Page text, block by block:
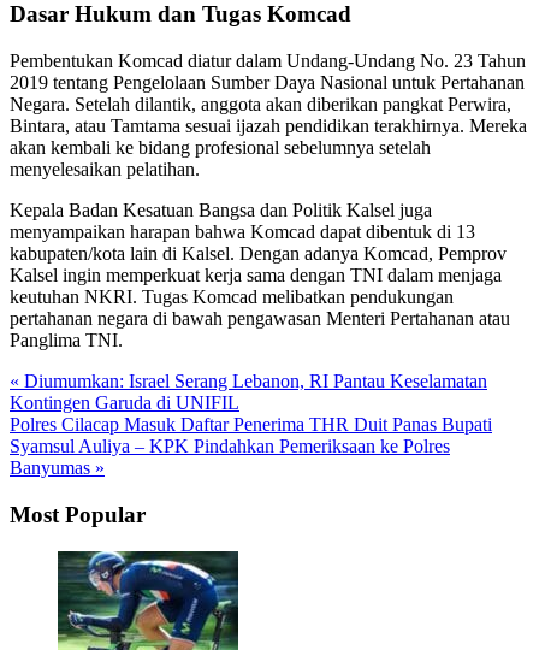
Dasar Hukum dan Tugas Komcad
Pembentukan Komcad diatur dalam Undang-Undang No. 23 Tahun
2019 tentang Pengelolaan Sumber Daya Nasional untuk Pertahanan
Negara. Setelah dilantik, anggota akan diberikan pangkat Perwira,
Bintara, atau Tamtama sesuai ijazah pendidikan terakhirnya. Mereka
akan kembali ke bidang profesional sebelumnya setelah
menyelesaikan pelatihan.
Kepala Badan Kesatuan Bangsa dan Politik Kalsel juga
menyampaikan harapan bahwa Komcad dapat dibentuk di 13
kabupaten/kota lain di Kalsel. Dengan adanya Komcad, Pemprov
Kalsel ingin memperkuat kerja sama dengan TNI dalam menjaga
keutuhan NKRI. Tugas Komcad melibatkan pendukungan
pertahanan negara di bawah pengawasan Menteri Pertahanan atau
Panglima TNI.
« Diumumkan: Israel Serang Lebanon, RI Pantau Keselamatan
Kontingen Garuda di UNIFIL
Polres Cilacap Masuk Daftar Penerima THR Duit Panas Bupati
Syamsul Auliya – KPK Pindahkan Pemeriksaan ke Polres
Banyumas »
Most Popular